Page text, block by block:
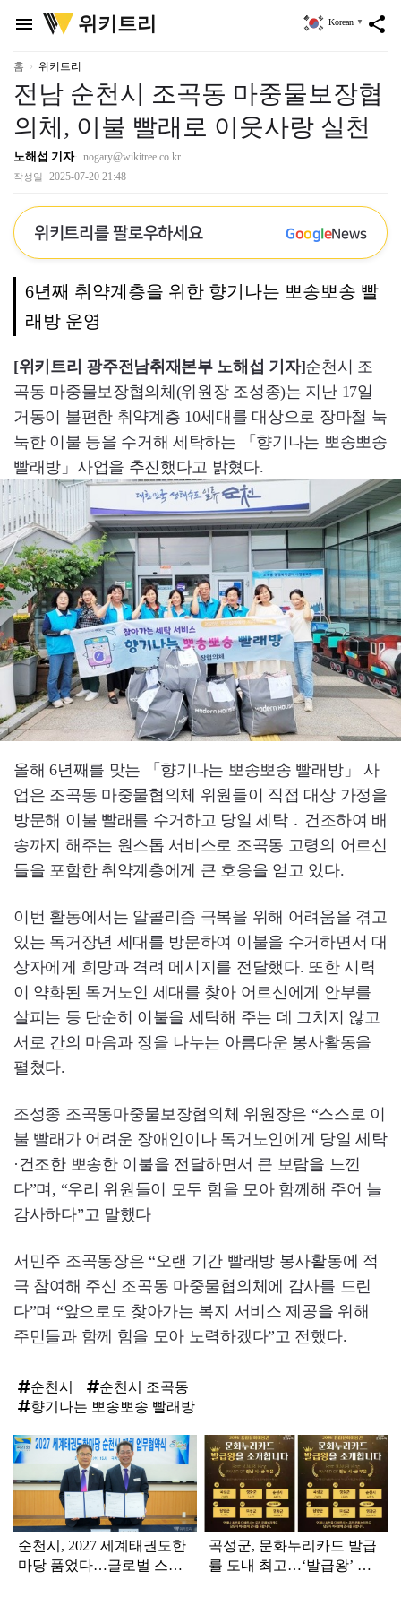
menu
위
키
리
위키트리 share
Korean ▼
홈 위키트리
전남 순천시 조곡동 마중물보장협
의체, 이불 빨래로 이웃사랑 실천
노해섭 기자 nogary@wikitree.co.kr
작성일 2025-07-20 21:48
위키트리를 팔로우하세요 GoogleNews
6년째 취약계층을 위한 향기나는 뽀송뽀송 빨
래방 운영
[위키트리 광주전남취재본부 노해섭 기자]순천시 조
곡동 마중물보장협의체(위원장 조성종)는 지난 17일
거동이 불편한 취약계층 10세대를 대상으로 장마철 눅
눅한 이불 등을 수거해 세탁하는 「향기나는 뽀송뽀송
빨래방」사업을 추진했다고 밝혔다.
올해 6년째를 맞는 「향기나는 뽀송뽀송 빨래방」 사
업은 조곡동 마중물협의체 위원들이 직접 대상 가정을
방문해 이불 빨래를 수거하고 당일 세탁 ․ 건조하여 배
송까지 해주는 원스톱 서비스로 조곡동 고령의 어르신
들을 포함한 취약계층에게 큰 호응을 얻고 있다.
이번 활동에서는 알콜리즘 극복을 위해 어려움을 겪고
있는 독거장년 세대를 방문하여 이불을 수거하면서 대
상자에게 희망과 격려 메시지를 전달했다. 또한 시력
이 약화된 독거노인 세대를 찾아 어르신에게 안부를
살피는 등 단순히 이불을 세탁해 주는 데 그치지 않고
서로 간의 마음과 정을 나누는 아름다운 봉사활동을
펼쳤다.
조성종 조곡동마중물보장협의체 위원장은 “스스로 이
불 빨래가 어려운 장애인이나 독거노인에게 당일 세탁
·건조한 뽀송한 이불을 전달하면서 큰 보람을 느낀
다”며, “우리 위원들이 모두 힘을 모아 함께해 주어 늘
감사하다”고 말했다
서민주 조곡동장은 “오랜 기간 빨래방 봉사활동에 적
극 참여해 주신 조곡동 마중물협의체에 감사를 드린
다”며 “앞으로도 찾아가는 복지 서비스 제공을 위해
주민들과 함께 힘을 모아 노력하겠다”고 전했다.
순천시
순천시 조곡동
향기나는 뽀송뽀송 빨래방
탑
라
인
순천시, 2027 세계태권도한
마당 품었다…글로벌 스포
곡성군, 문화누리카드 발급
률 도내 최고…‘발급왕’ 시·